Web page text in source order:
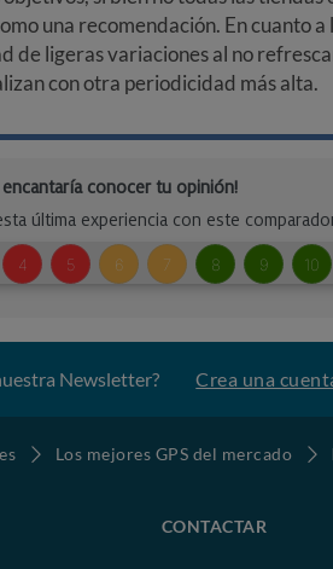
una recomendación. En cuanto
de ligeras variaciones al no
con otra periodicidad más alta.
Newsletter? Crea una
Los mejores GPS del mercado
CONTACTAR